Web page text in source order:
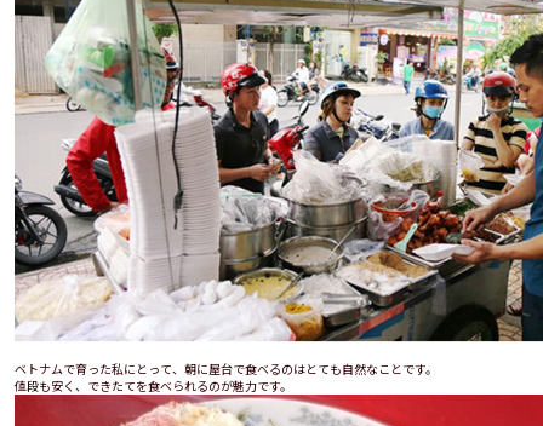
ベトナムで育った私にとって、朝に屋台で食べるのはとても自然なことです。
値段も安く、できたてを食べられるのが魅力です。